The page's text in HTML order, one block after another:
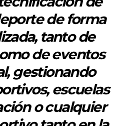
de forma
tanto de
de eventos
gestionando
escuelas
o cualquier